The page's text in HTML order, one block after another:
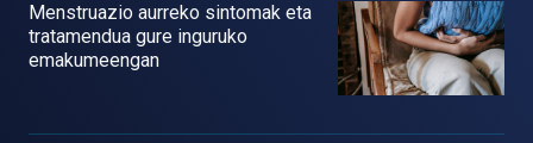
Menstruazio aurreko sintomak eta
tratamendua gure inguruko
emakumeengan